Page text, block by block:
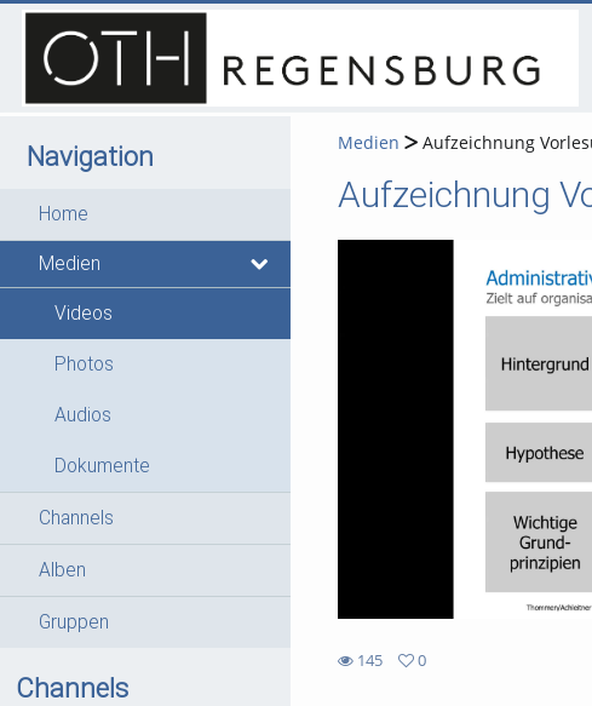
Navigation
Home
Medien
Videos
Photos
Audios
Dokumente
Channels
Alben
Gruppen
Channels
Medien Aufzeichnung
Aufzeichnung
145
0